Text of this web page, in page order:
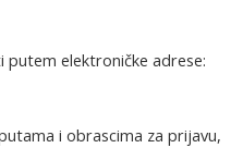
elektroničke adrese:
i obrascima za prijavu,